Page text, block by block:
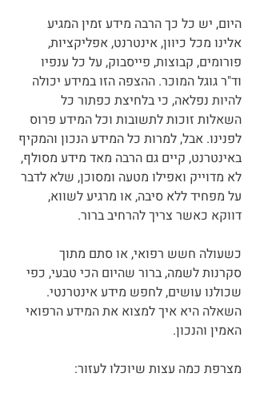
היום, יש כל כך הרבה מידע זמין המגיע
אלינו מכל כיוון, אינטרנט, אפליקציות,
פורומים, קבוצות, פייסבוק, על כל ענפיו
וד"ר גוגל המוכר. ההצפה הזו במידע יכולה
להיות נפלאה, כי בלחיצת כפתור כל
השאלות זוכות לתשובות וכל המידע פרוס
לפנינו. אבל, למרות כל המידע הנכון והמקיף
באינטרנט, קיים גם הרבה מאד מידע מסולף,
לא מדוייק ואפילו מטעה ומסוכן, שלא לדבר
על מפחיד ללא סיבה, או מרגיע לשווא,
דווקא כאשר צריך להרחיב ברור.
כשעולה חשש רפואי, או סתם מתוך
סקרנות לשמה, ברור שהיום הכי טבעי, כפי
שכולנו עושים, לחפש מידע אינטרנטי.
השאלה היא איך למצוא את המידע הרפואי
האמין והנכון.
מצרפת כמה עצות שיוכלו לעזור: